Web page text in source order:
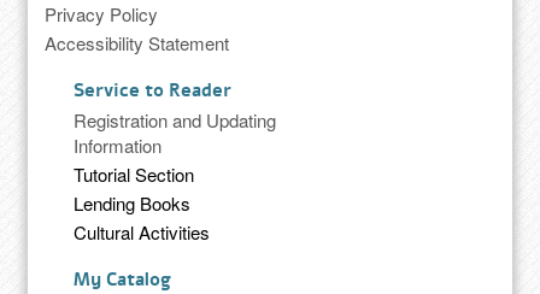
Privacy Policy
Accessibility Statement
Service to Reader
Registration and Updating
Information
Tutorial Section
Lending Books
Cultural Activities
My Catalog